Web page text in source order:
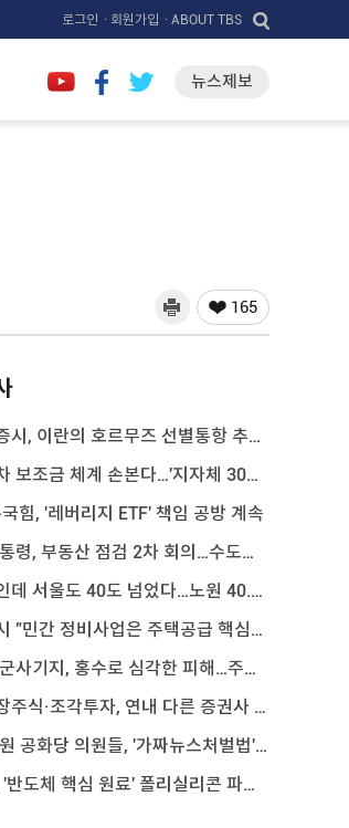
로그인 · 회원가입 · ABOUT TBS
뉴스제보
165
, 이란의 호르무즈 선별통항 추진에 하락
보조금 체계 손본다…'지자체 30％ 매칭' ...
힘, '레버리지 ETF' 책임 공방 계속
, 부동산 점검 2차 회의…수도권 공급대책 ...
서울도 40도 넘었다…노원 40.2도 기록
"민간 정비사업은 주택공급 핵심&q ...
기지, 홍수로 심각한 피해…주택 수백채 파괴
식·조각투자, 연내 다른 증권사 계좌 거래 ...
공화당 의원들, '가짜뉴스처벌법' 항의 서한
도체 핵심 원료' 폴리실리콘 파생상품에 ...